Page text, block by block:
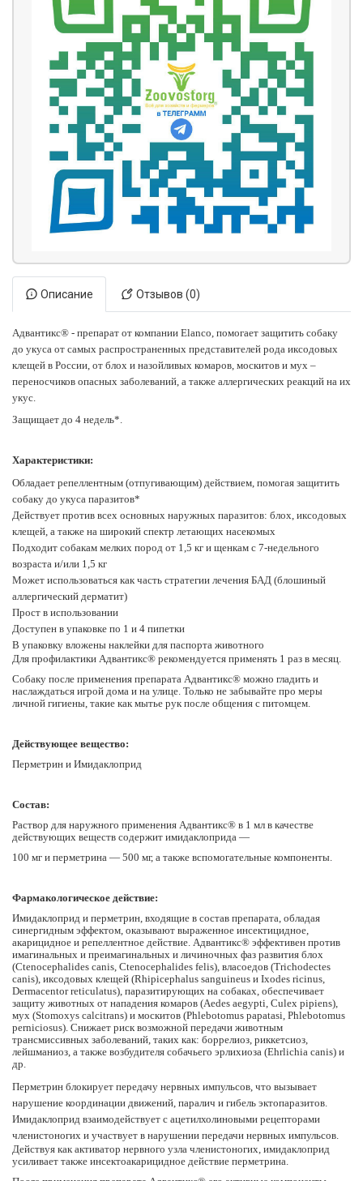
Описание Отзывов (0)
Адвантикс® - препарат от компании Elanco, помогает защитить собаку
до укуса от самых распространенных представителей рода иксодовых
клещей в России, от блох и назойливых комаров, москитов и мух –
переносчиков опасных заболеваний, а также аллергических реакций на их
укус.​
Защищает до 4 недель*.
Характеристики:
Обладает репеллентным (отпугивающим) действием, помогая защитить
собаку до укуса паразитов*
Действует против всех основных наружных паразитов: блох, иксодовых
клещей, а также на широкий спектр летающих насекомых
Подходит собакам мелких пород от 1,5 кг и щенкам с 7-недельного
возраста и/или 1,5 кг
Может использоваться как часть стратегии лечения БАД (блошиный
аллергический дерматит)
Прост в использовании
Доступен в упаковке по 1 и 4 пипетки
В упаковку вложены наклейки для паспорта животного
Для профилактики Адвантикс® рекомендуется применять 1 раз в месяц.
Собаку после применения препарата Адвантикс® можно гладить и
наслаждаться игрой дома и на улице. Только не забывайте про меры
личной гигиены, такие как мытье рук после общения с питомцем.
Действующее вещество:
Перметрин и Имидаклоприд​
Состав:
Раствор для наружного применения Адвантикс® в 1 мл в качестве
действующих веществ содержит имидаклоприда —
100 мг и перметрина — 500 мг, а также вспомогательные компоненты.
Фармакологическое действие:
Имидаклоприд и перметрин, входящие в состав препарата, обладая
синергидным эффектом, оказывают выраженное инсектицидное,
акарицидное и репеллентное действие. Адвантикс® эффективен против
имагинальных и преимагинальных и личиночных фаз развития блох
(Ctenocephalides canis, Ctenocephalides felis), власоедов (Trichodectes
canis), иксодовых клещей (Rhipicephalus sanguineus и Ixodes ricinus,
Dermacentor reticulatus), паразитирующих на собаках, обеспечивает
защиту животных от нападения комаров (Aedes aegypti, Culex pipiens),
мух (Stomoxys calcitrans) и москитов (Phlebotomus papatasi, Phlebotomus
perniciosus). Снижает риск возможной передачи животным
трансмиссивных заболеваний, таких как: боррелиоз, риккетсиоз,
лейшманиоз, а также возбудителя собачьего эрлихиоза (Ehrlichia canis) и
др.
Перметрин блокирует передачу нервных импульсов, что вызывает
нарушение координации движений, паралич и гибель эктопаразитов.
Имидаклоприд взаимодействует с ацетилхолиновыми рецепторами
членистоногих и участвует в нарушении передачи нервных импульсов.
Действуя как активатор нервного узла членистоногих, имидаклоприд
усиливает также инсектоакарицидное действие перметрина.